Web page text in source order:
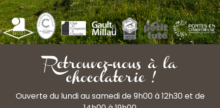
Retrouvez-nous à la
chocolaterie !
Ouverte du lundi au samedi de 9h00 à 12h30 et de